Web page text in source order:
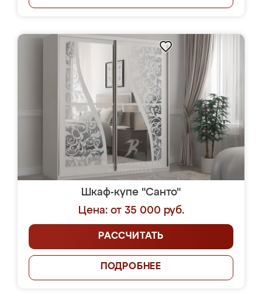
Шкаф-купе "Санто"
Цена: от 35 000 руб.
РАССЧИТАТЬ
ПОДРОБНЕЕ